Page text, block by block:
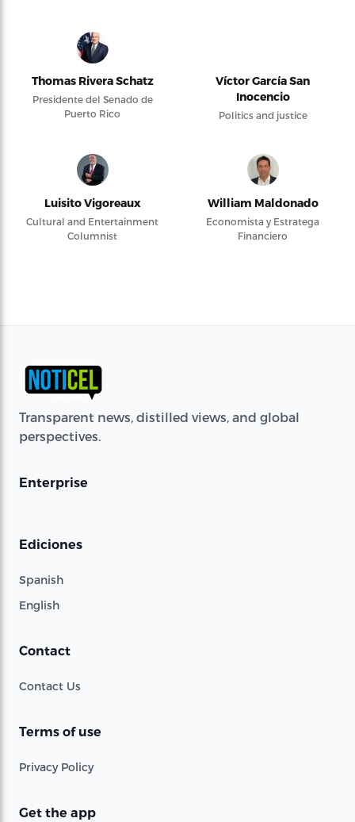
Thomas Rivera Schatz
Presidente del Senado de
Puerto Rico
Víctor García San
Inocencio
Politics and justice
Luisito Vigoreaux
Cultural and Entertainment
Columnist
William Maldonado
Economista y Estratega
Financiero
Transparent news, distilled views, and global
perspectives.
Enterprise
Ediciones
Spanish
English
Contact
Contact Us
Terms of use
Privacy Policy
Get the app